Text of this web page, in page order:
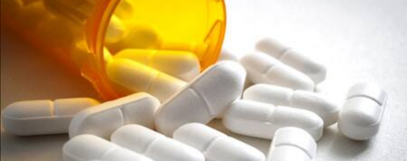
abre en nueva pestaña
México